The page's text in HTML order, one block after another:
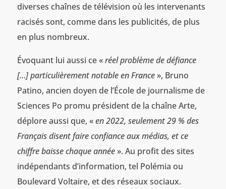
diverses chaînes de télévision où les intervenants
racisés sont, comme dans les publicités, de plus
en plus nombreux.
Évoquant lui aussi ce «réel problème de défiance
[…] particulièrement notable en France», Bruno
Patino, ancien doyen de l’École de journalisme de
Sciences Po promu président de la chaîne Arte,
déplore aussi que, «en 2022, seulement 29 % des
Français disent faire confiance aux médias, et ce
chiffre baisse chaque année». Au profit des sites
indépendants d’information, tel Polémia ou
Boulevard Voltaire, et des réseaux sociaux.